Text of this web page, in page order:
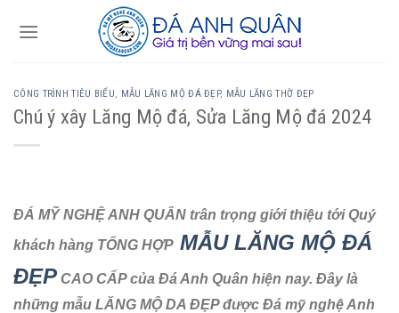
CÔNG TRÌNH TIÊU BIỂU, MẪU LĂNG MỘ ĐÁ ĐẸP, MẪU LĂNG THỜ ĐẸP
Chú ý xây Lăng Mộ đá, Sửa Lăng Mộ đá 2024
ĐÁ MỸ NGHỆ ANH QUÂN trân trọng giới thiệu tới Quý
khách hàng TỔNG HỢP MẪU LĂNG MỘ ĐÁ
ĐẸP CAO CẤP của Đá Anh Quân hiện nay. Đây là
những mẫu LĂNG MỘ DA ĐẸP được Đá mỹ nghệ Anh